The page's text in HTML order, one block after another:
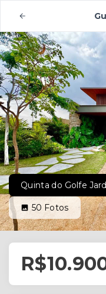
Quinta do Golfe
50 Fotos